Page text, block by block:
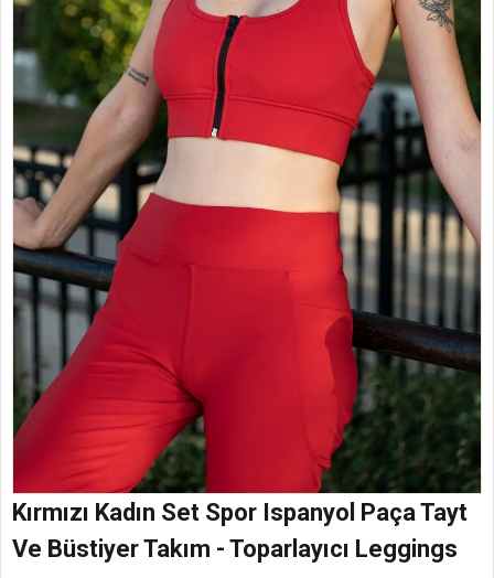
Kırmızı Kadın Set Spor Ispanyol Paça Tayt
Ve Büstiyer Takım - Toparlayıcı Leggings